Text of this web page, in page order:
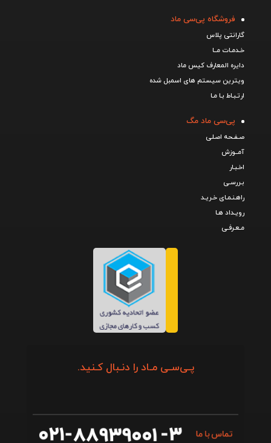
فروشگاه پی‌سی ماد
گارانتی پلاس
خـدمـات مــا
دایره المعارف کیس ماد
ویترین سیستم های اسمبل شده
ارتـبـاط بـا مـا
پی‌سی ماد مگ
صـفـحه اصـلی
آمــوزش
اخـبـار
بـررسـی
راهـنـمـای خـریـد
رویـداد هـا
مـعـرفـی
پـی‌سـی مـاد را دنـبال کـنید.